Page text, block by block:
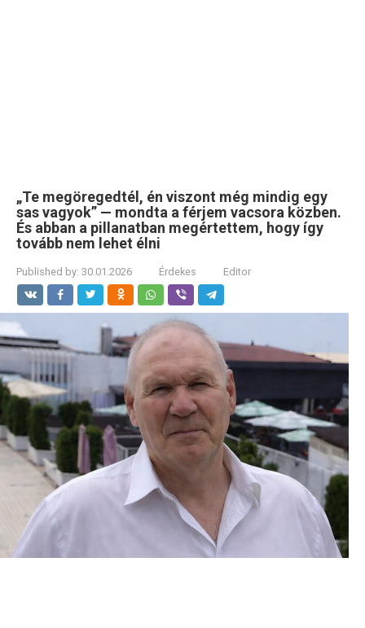
„Te megöregedtél, én viszont még mindig egy
sas vagyok” — mondta a férjem vacsora közben.
És abban a pillanatban megértettem, hogy így
tovább nem lehet élni
Published by: 30.01.2026 Érdekes Editor